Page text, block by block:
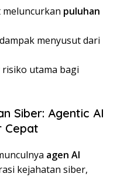
meluncurkan puluhan
menyusut dari
utama bagi
Siber: Agentic AI
Cepat
agen AI
kejahatan siber,